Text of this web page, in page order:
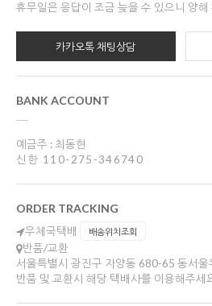
휴무일은 응답이 조금 늦을 수 있으니 양
카카오톡 채팅상담
BANK ACCOUNT
예금주 : 최동현
신한 110-275-346740
ORDER TRACKING
우체국택배 배송위치조회
반품/교환
서울특별시 광진구 자양동 680-65 동서울
반품 및 교환시 해당 택배사를 이용해주세